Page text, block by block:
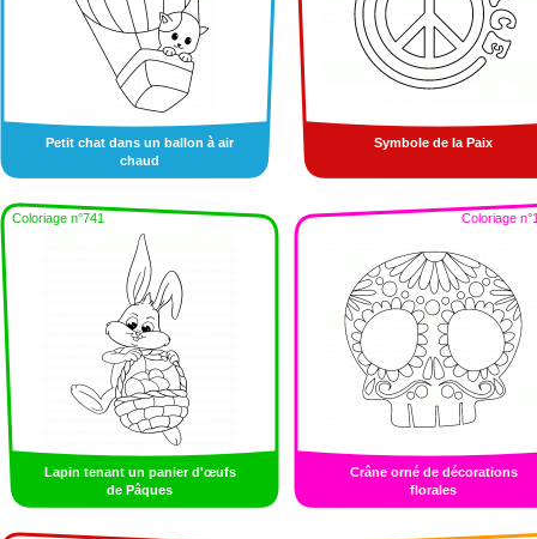
Petit chat dans un ballon à air
chaud
Symbole de la Paix
Coloriage n°741
Lapin tenant un panier d'œufs
de Pâques
Coloriage
Crâne orné de décorations
florales